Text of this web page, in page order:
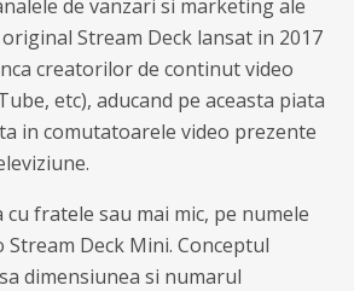
de vanzari si marketing ale
Stream Deck lansat in 2017
creatorilor de continut video
etc), aducand pe aceasta piata
in comutatoarele video prezente
cu fratele sau mai mic, pe numele
Stream Deck Mini. Conceptul
dimensiunea si numarul